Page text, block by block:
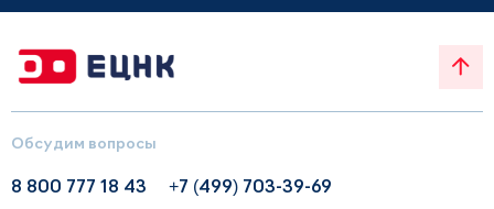
Обсудим вопросы
8 800 777 18 43
+7 (499) 703-39-69